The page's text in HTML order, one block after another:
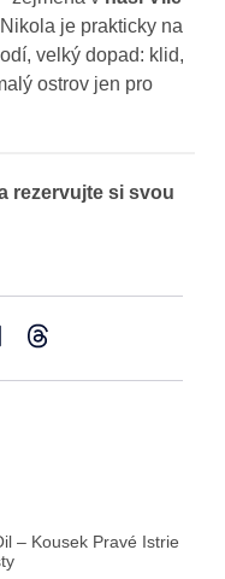
je prakticky na
velký dopad: klid,
ostrov jen pro
rezervujte si svou
– Kousek Pravé Istrie